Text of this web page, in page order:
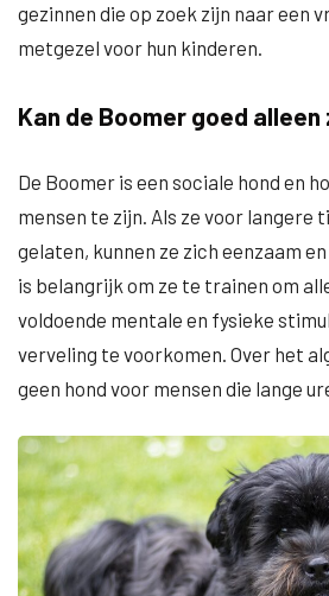
gezinnen die op zoek zijn naar een
metgezel voor hun kinderen.
Kan de Boomer goed alleen
De Boomer is een sociale hond en
mensen te zijn. Als ze voor langere
gelaten, kunnen ze zich eenzaam
is belangrijk om ze te trainen om
voldoende mentale en fysieke
verveling te voorkomen. Over het
geen hond voor mensen die lange